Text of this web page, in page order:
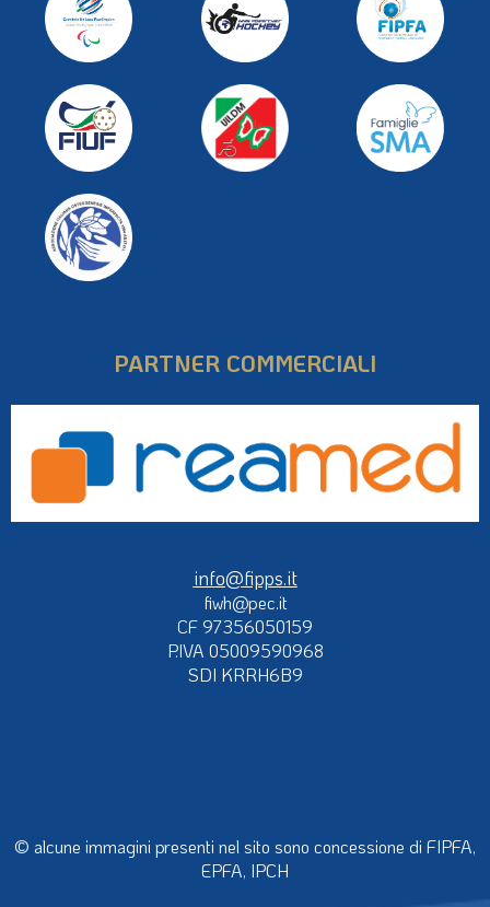
PARTNER COMMERCIALI
info@fipps.it
fiwh@pec.it
CF 97356050159
P.IVA 05009590968
SDI KRRH6B9
© alcune immagini presenti nel sito sono concessione di FIPFA,
EPFA, IPCH